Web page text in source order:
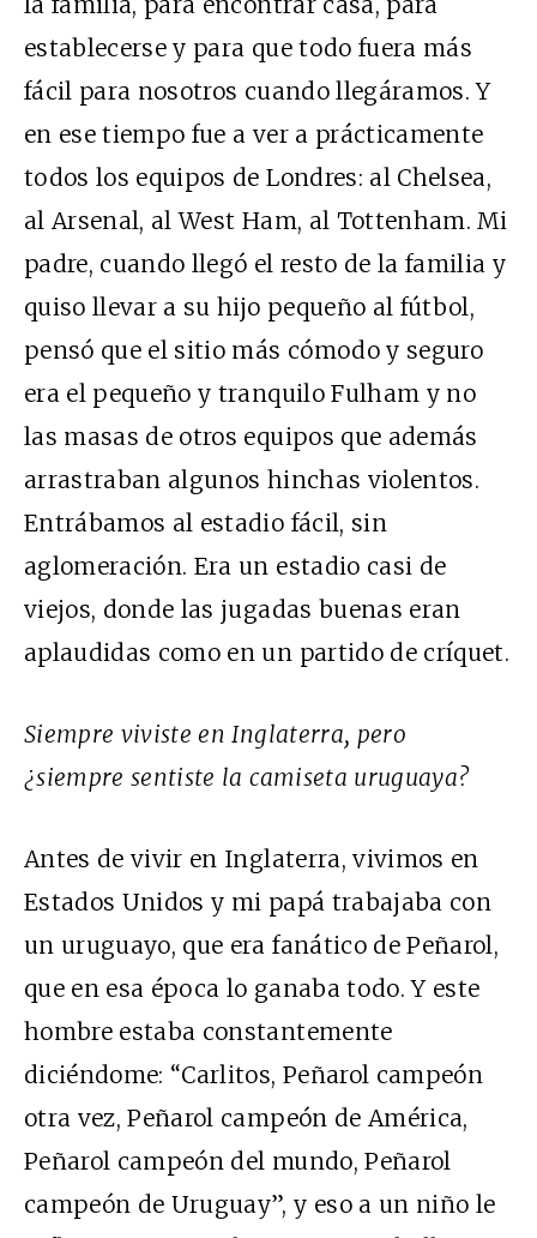
establecerse y para que todo fuera más
fácil para nosotros cuando llegáramos. Y
en ese tiempo fue a ver a prácticamente
todos los equipos de Londres: al Chelsea,
al Arsenal, al West Ham, al Tottenham. Mi
padre, cuando llegó el resto de la familia y
quiso llevar a su hijo pequeño al fútbol,
pensó que el sitio más cómodo y seguro
era el pequeño y tranquilo Fulham y no
las masas de otros equipos que además
arrastraban algunos hinchas violentos.
Entrábamos al estadio fácil, sin
aglomeración. Era un estadio casi de
viejos, donde las jugadas buenas eran
aplaudidas como en un partido de críquet.
Siempre viviste en Inglaterra, pero
¿siempre sentiste la camiseta uruguaya?
Antes de vivir en Inglaterra, vivimos en
Estados Unidos y mi papá trabajaba con
un uruguayo, que era fanático de Peñarol,
que en esa época lo ganaba todo. Y este
hombre estaba constantemente
diciéndome: “Carlitos, Peñarol campeón
otra vez, Peñarol campeón de América,
Peñarol campeón del mundo, Peñarol
campeón de Uruguay”, y eso a un niño le